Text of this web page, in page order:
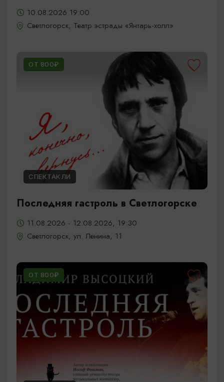
10.08.2026 19:00
Светлогорск, Театр эстрады «Янтарь-холл»
ОТ 800₽
СПЕКТАКЛИ
Последняя гастроль в Светлогорске
11.08.2026 - 12.08.2026, 19:30
Светлогорск, ул. Ленина, 11
ОТ 800₽